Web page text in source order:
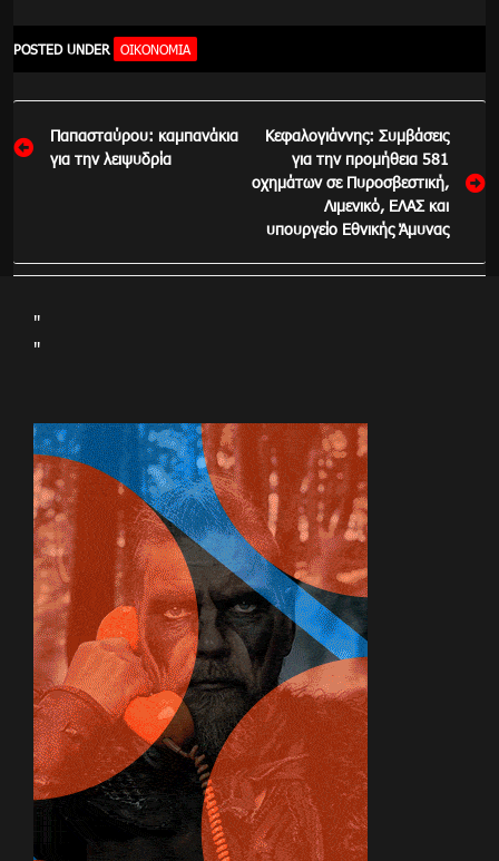
POSTED UNDER ΟΙΚΟΝΟΜΊΑ
Πλοήγηση
άρθρων
Παπασταύρου: καμπανάκια
για την λειψυδρία
Κεφαλογιάννης: Συμβάσεις
για την προμήθεια 581
οχημάτων σε Πυροσβεστική,
Λιμενικό, ΕΛΑΣ και
υπουργείο Εθνικής Άμυνας
"
"